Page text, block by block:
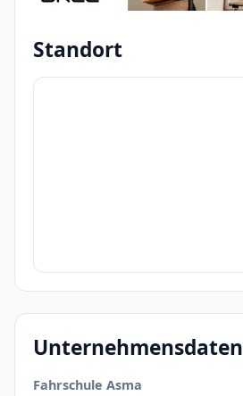
Standort
Unternehmensdaten
Fahrschule Asma